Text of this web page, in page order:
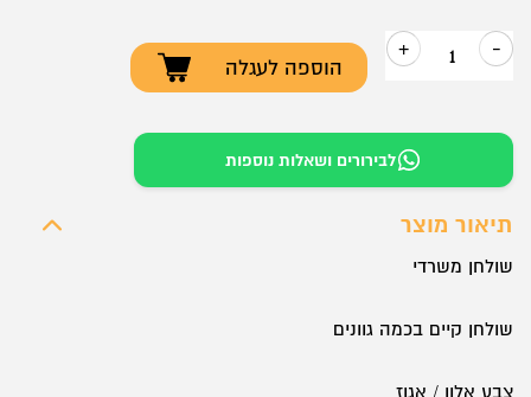
-
כמות
עבודה
דגם
+
הוספה לעגלה
לבירורים ושאלות נוספות
תיאור מוצר
שולחן משרדי
שולחן קיים בכמה גוונים
צבע אלון / אגוז